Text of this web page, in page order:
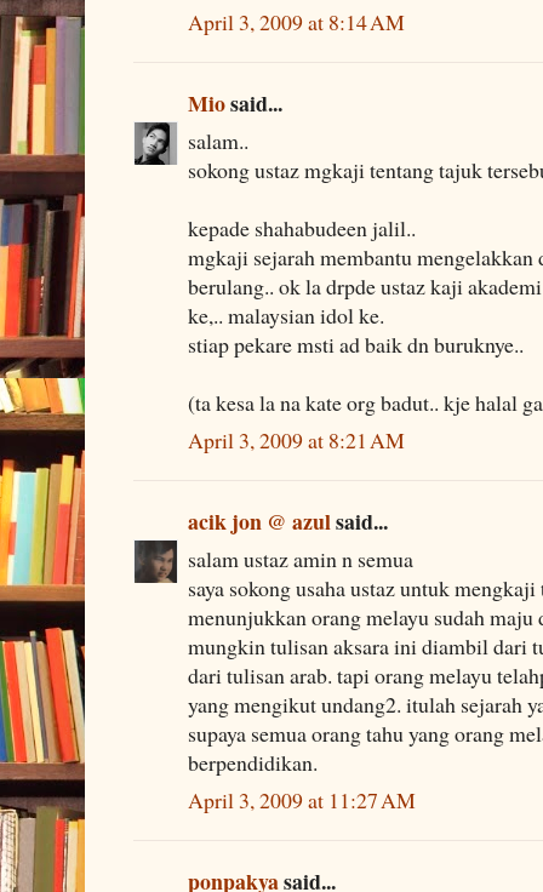
April 3, 2009 at 8:14 AM
Miosaid...
salam..
sokong ustaz mgkaji tentang tajuk
kepade shahabudeen jalil..
mgkaji sejarah membantu mengelakkan
berulang.. ok la drpde ustaz kaji
ke,.. malaysian idol ke.
stiap pekare msti ad baik dn buruknye..
(ta kesa la na kate org badut.. kje halal
April 3, 2009 at 8:21 AM
acik jon @ azulsaid...
salam ustaz amin n semua
saya sokong usaha ustaz untuk
menunjukkan orang melayu sudah maju
mungkin tulisan aksara ini diambil dari
dari tulisan arab. tapi orang melayu
yang mengikut undang2. itulah sejarah
supaya semua orang tahu yang orang
berpendidikan.
April 3, 2009 at 11:27 AM
ponpakyasaid...